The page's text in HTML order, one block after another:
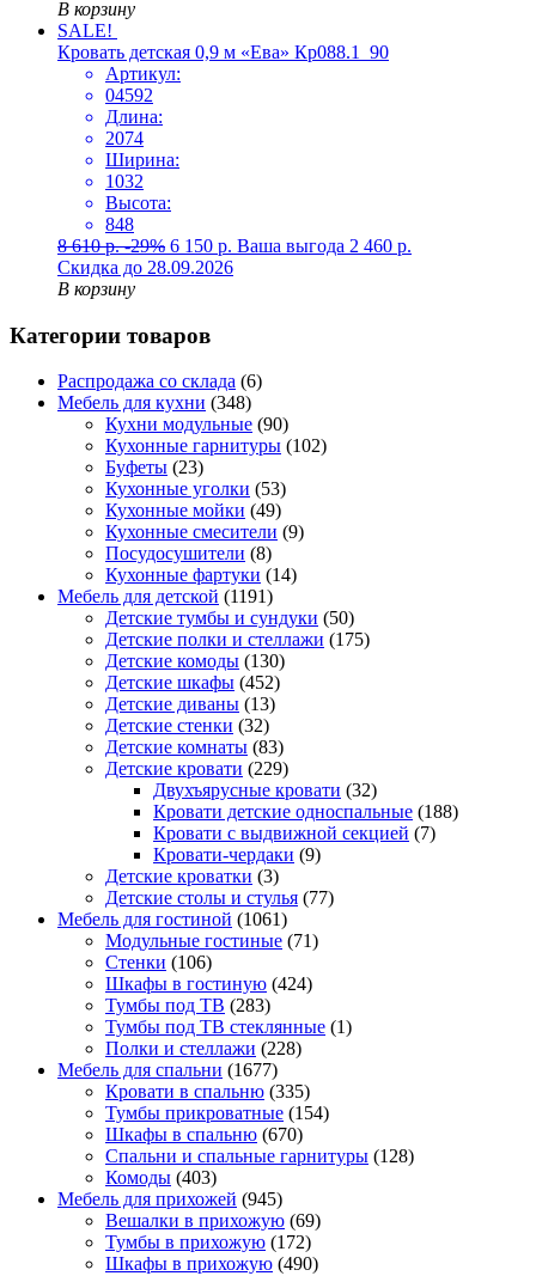
В корзину
SALE!
Кровать детская 0,9 м «Ева» Кр088.1_90
Артикул:
04592
Длина:
2074
Ширина:
1032
Высота:
848
8 610р. -29% 6 150 р. Ваша выгода 2 460 р.
Скидка до 28.09.2026
В корзину
Категории товаров
Распродажа со склада (6)
Мебель для кухни (348)
Кухни модульные (90)
Кухонные гарнитуры (102)
Буфеты (23)
Кухонные уголки (53)
Кухонные мойки (49)
Кухонные смесители (9)
Посудосушители (8)
Кухонные фартуки (14)
Мебель для детской (1191)
Детские тумбы и сундуки (50)
Детские полки и стеллажи (175)
Детские комоды (130)
Детские шкафы (452)
Детские диваны (13)
Детские стенки (32)
Детские комнаты (83)
Детские кровати (229)
Двухъярусные кровати (32)
Кровати детские односпальные (188)
Кровати с выдвижной секцией (7)
Кровати-чердаки (9)
Детские кроватки (3)
Детские столы и стулья (77)
Мебель для гостиной (1061)
Модульные гостиные (71)
Стенки (106)
Шкафы в гостиную (424)
Тумбы под ТВ (283)
Тумбы под ТВ стеклянные (1)
Полки и стеллажи (228)
Мебель для спальни (1677)
Кровати в спальню (335)
Тумбы прикроватные (154)
Шкафы в спальню (670)
Спальни и спальные гарнитуры (128)
Комоды (403)
Мебель для прихожей (945)
Вешалки в прихожую (69)
Тумбы в прихожую (172)
Шкафы в прихожую (490)